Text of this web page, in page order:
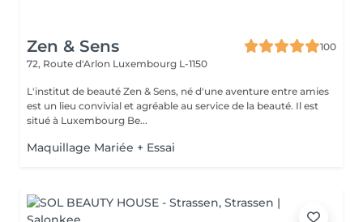
Zen & Sens
100
72, Route d'Arlon Luxembourg L-1150
L'institut de beauté Zen & Sens, né d'une aventure entre amies
est un lieu convivial et agréable au service de la beauté. Il est
situé à Luxembourg Be...
Maquillage Mariée + Essai